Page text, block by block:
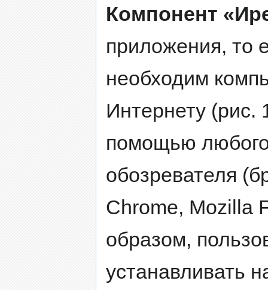
Компонент
приложения, то
необходим
Интернету (рис.
помощью
обозревателя
Chrome, Mozilla
образом,
устанавливать